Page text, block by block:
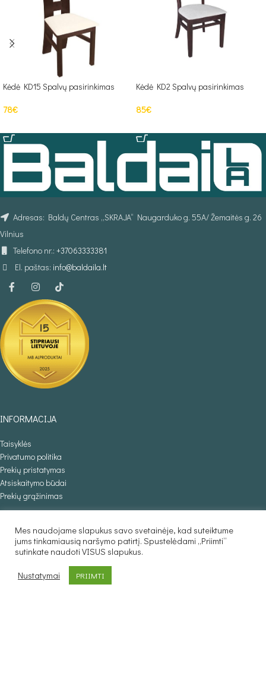
Kėdė KD15 Spalvų pasirinkimas
78€
Kėdė KD2 Spalvų pasirinkimas
85€
Adresas: Baldų Centras „SKRAJA“ Naugarduko g. 55A/ Žemaitės g. 26
Vilnius
Telefono nr.: +37063333381
El. paštas: info@baldaila.lt
INFORMACIJA
Taisyklės
Privatumo politika
Prekių pristatymas
Atsiskaitymo būdai
Prekių grąžinimas
Kurjerio užsakymas
Individualus užsakymas
PREKIŲ KATALOGAS
Mes naudojame slapukus savo svetainėje, kad suteiktume
jums tinkamiausią naršymo patirtį. Spustelėdami „Priimti“
sutinkate naudoti VISUS slapukus.
Nustatymai PRIIMTI